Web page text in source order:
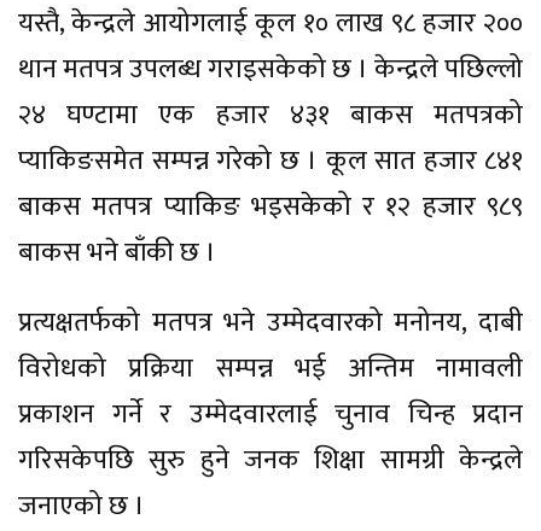
यस्तै, केन्द्रले आयोगलाई कूल १० लाख ९८ हजार २००
थान मतपत्र उपलब्ध गराइसकेको छ । केन्द्रले पछिल्लो
२४ घण्टामा एक हजार ४३१ बाकस मतपत्रको
प्याकिङसमेत सम्पन्न गरेको छ । कूल सात हजार ८४१
बाकस मतपत्र प्याकिङ भइसकेको र १२ हजार ९८९
बाकस भने बाँकी छ ।
प्रत्यक्षतर्फको मतपत्र भने उम्मेदवारको मनोनय, दाबी
विरोधको प्रक्रिया सम्पन्न भई अन्तिम नामावली
प्रकाशन गर्ने र उम्मेदवारलाई चुनाव चिन्ह प्रदान
गरिसकेपछि सुरु हुने जनक शिक्षा सामग्री केन्द्रले
जनाएको छ ।